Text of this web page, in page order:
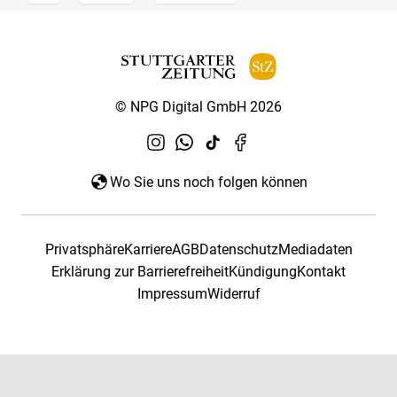
© NPG Digital GmbH 2026
Wo Sie uns noch folgen können
PrivatsphäreKarriereAGBDatenschutzMediadaten
Erklärung zur BarrierefreiheitKündigungKontakt
ImpressumWiderruf